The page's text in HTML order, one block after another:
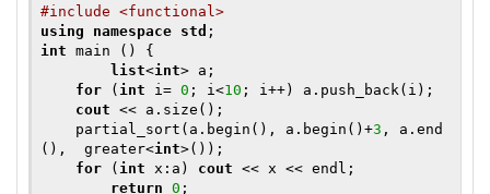
#include <functional>
using
namespace std
int main () {
list<int> a;
for ( int i= 0 ; i<10 ; i++) a.push_back(i);
cout << a.size();
    partial_sort(a.begin(), a.begin()+
3 , a.end
(),  greater<int>());
for ( int x:a) cout << x << endl;
return 0 ;